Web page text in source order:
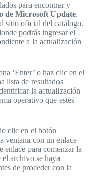
para encontrar y
de Microsoft Update.
sitio oficial del catálogo.
podrás ingresar el
a la actualización
‘Enter’ o haz clic en el
lista de resultados
la actualización
operativo que estés
clic en el botón
ventana con un enlace
enlace para comenzar la
archivo se haya
de proceder con la